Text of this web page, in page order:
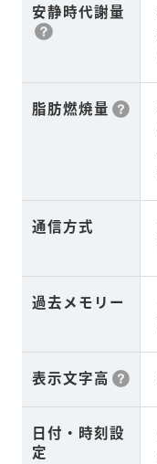
安静時代謝量
脂肪燃焼量
通信方式
過去メモリー
表示文字高
日付・時刻設
定